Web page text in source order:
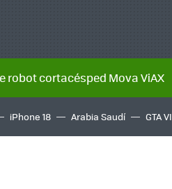
robot cortacésped Mova ViAX
iPhone 18 Arabia Saudí GTA VI